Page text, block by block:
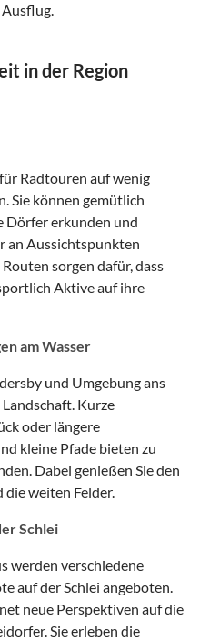
in der Region
Radtouren auf wenig
Sie können gemütlich
Dörfer erkunden und
an Aussichtspunkten
sorgen dafür, dass
Aktive auf ihre
am Wasser
und Umgebung ans
Kurze
oder längere
kleine Pfade bieten zu
Dabei genießen Sie den
die weiten Felder.
Schlei
werden verschiedene
auf der Schlei angeboten.
neue Perspektiven auf die
Sie erleben die